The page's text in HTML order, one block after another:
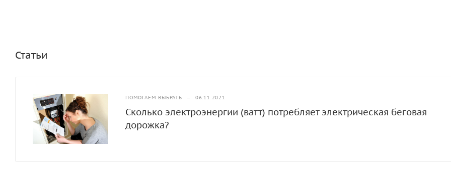
Статьи
ПОМОГАЕМ ВЫБРАТЬ — 06.11.2021
Сколько электроэнергии (ватт) потребляет электрическая беговая
дорожка?